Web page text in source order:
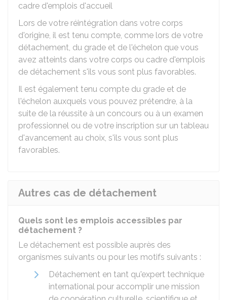
cadre d'emplois d'accueil
Lors de votre réintégration dans votre corps
d'origine, il est tenu compte, comme lors de votre
détachement, du grade et de l'échelon que vous
avez atteints dans votre corps ou cadre d'emplois
de détachement s'ils vous sont plus favorables.
Il est également tenu compte du grade et de
l'échelon auxquels vous pouvez prétendre, à la
suite de la réussite à un concours ou à un examen
professionnel ou de votre inscription sur un tableau
d'avancement au choix, s'ils vous sont plus
favorables.
Autres cas de détachement
Quels sont les emplois accessibles par
détachement ?
Le détachement est possible auprès des
organismes suivants ou pour les motifs suivants :
Détachement en tant qu'expert technique
international pour accomplir une mission